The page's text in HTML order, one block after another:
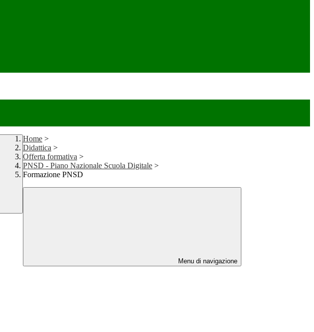
Home >
Didattica >
Offerta formativa >
PNSD - Piano Nazionale Scuola Digitale >
Formazione PNSD
Menu di navigazione